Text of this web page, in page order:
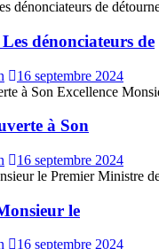
dénonciateurs de
16 septembre 2024
à Son
16 septembre 2024
le
16 septembre 2024